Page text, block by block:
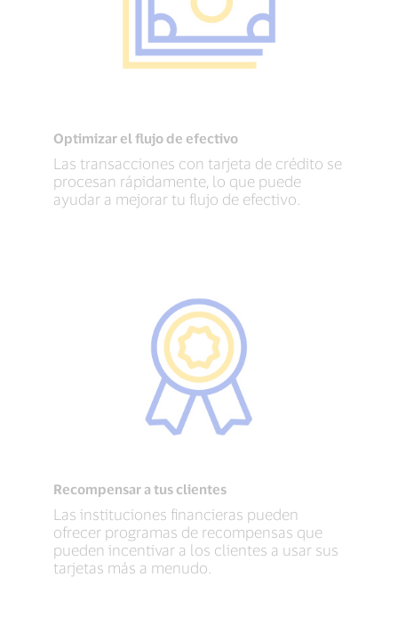
Optimizar el flujo de efectivo
Las transacciones con tarjeta de crédito se
procesan rápidamente, lo que puede
ayudar a mejorar tu flujo de efectivo.
Recompensar a tus clientes
Las instituciones financieras pueden
ofrecer programas de recompensas que
pueden incentivar a los clientes a usar sus
tarjetas más a menudo.